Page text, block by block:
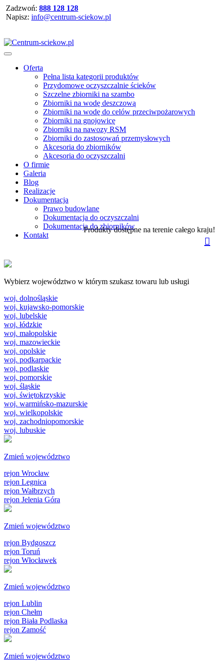
Zadzwoń: 888 128 128
Napisz: info@centrum-sciekow.pl
Oferta
Pełna lista kategorii produktów
Przydomowe oczyszczalnie ścieków
Szczelne zbiorniki na szambo
Zbiorniki na wodę deszczową
Zbiorniki na wodę do celów przeciwpożarowych
Zbiorniki na gnojowicę
Zbiorniki na nawozy RSM
Zbiorniki do zastosowań przemysłowych
Akcesoria do zbiorników
Akcesoria do oczyszczalni
O firmie
Galeria
Blog
Realizacje
Dokumentacja
Prawo budowlane
Dokumentacja do oczyszczalni
Dokumentacja do zbiorników
Kontakt
Produkty dostępne na terenie całego kraju!
Wybierz województwo w którym szukasz towaru lub usługi
woj. dolnośląskie
woj. kujawsko-pomorskie
woj. lubelskie
woj. łódzkie
woj. małopolskie
woj. mazowieckie
woj. opolskie
woj. podkarpackie
woj. podlaskie
woj. pomorskie
woj. śląskie
woj. świętokrzyskie
woj. warmińsko-mazurskie
woj. wielkopolskie
woj. zachodniopomorskie
woj. lubuskie
Zmień województwo
rejon Wrocław
rejon Legnica
rejon Wałbrzych
rejon Jelenia Góra
Zmień województwo
rejon Bydgoszcz
rejon Toruń
rejon Włocławek
Zmień województwo
rejon Lublin
rejon Chełm
rejon Biała Podlaska
rejon Zamość
Zmień województwo